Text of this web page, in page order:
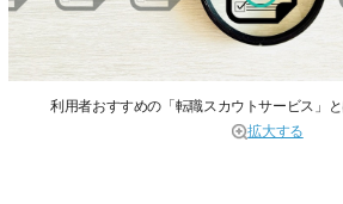
利用者おすすめの「転職スカウトサービス」
拡大する